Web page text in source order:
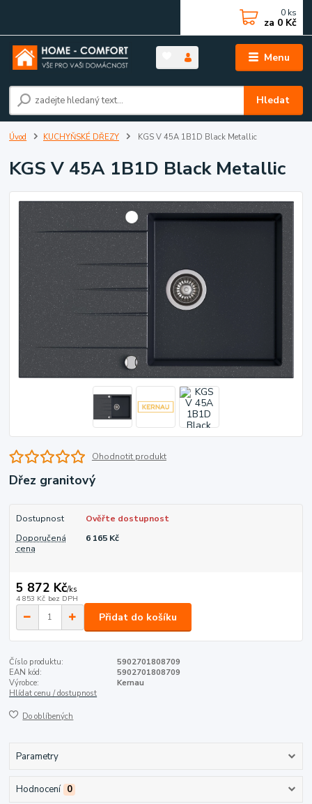
Menu
Hledat
0 ks
za 0 Kč
Úvod KUCHYŇSKÉ DŘEZY KGS V 45A 1B1D Black Metallic
KGS V 45A 1B1D Black Metallic
Ohodnotit produkt
Dřez granitový
Dostupnost
Ověřte dostupnost
Doporučená
cena
6 165 Kč
5 872 Kč/ks
4 853 Kč bez DPH
Přidat do košíku
Číslo produktu:
5902701808709
EAN kód:
5902701808709
Výrobce:
Kernau
Hlídat cenu / dostupnost
Do oblíbených
Parametry
Hodnocení 0